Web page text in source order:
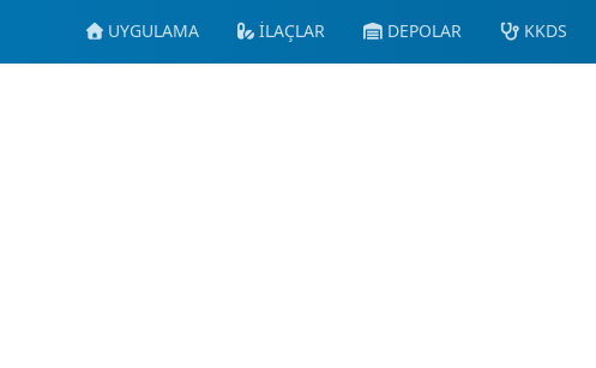
UYGULAMA İLAÇLAR DEPOLAR KKDS